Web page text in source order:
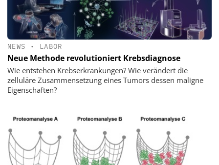
NEWS • LABOR
Neue Methode revolutioniert Krebsdiagnose
Wie entstehen Krebserkrankungen? Wie verändert die
zelluläre Zusammensetzung eines Tumors dessen maligne
Eigenschaften?